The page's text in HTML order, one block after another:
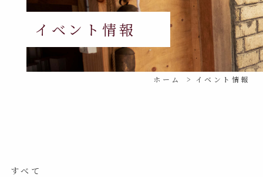
イベント情報
ホーム イベント情報
すべて